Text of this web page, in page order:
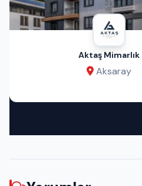
Aktaş Mimarlık
Aksaray